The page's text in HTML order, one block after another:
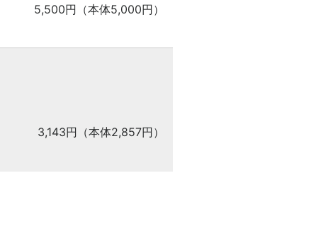
5,500円（本体5,000円）
3,143円（本体2,857円）